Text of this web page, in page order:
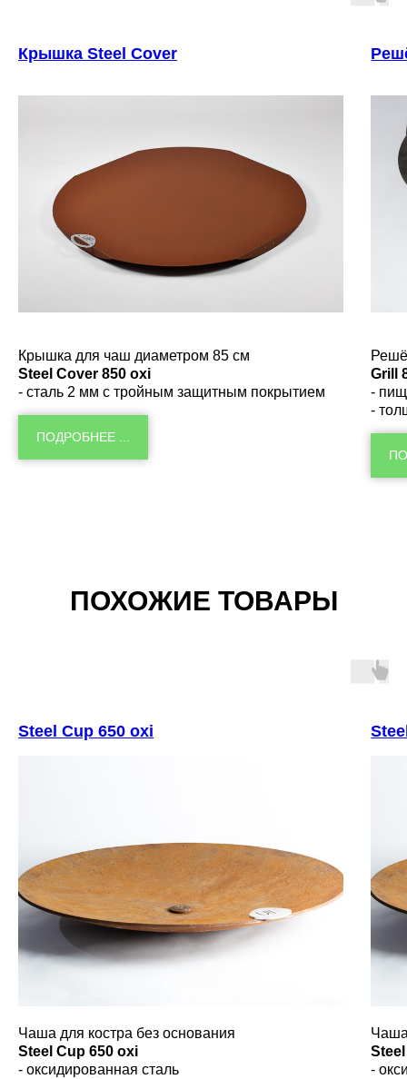
Крышка Steel Cover
Крышка для чаш диаметром 85 см
Steel Cover 850 oxi
- сталь 2 мм с тройным защитным покрытием
ПОДРОБНЕЕ ...
Grill
-
-
ПОХОЖИЕ ТОВАРЫ
Steel Cup 650 oxi
Чаша для костра без основания
Steel Cup 650 oxi
- оксидированная сталь
Чаша
-